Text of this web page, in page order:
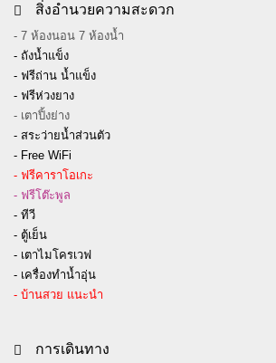
สิ่งอำนวยความสะดวก
- 7 ห้องนอน 7 ห้องน้ำ
- ถังน้ำแข็ง
- ฟรีถ่าน น้ำแข็ง
- ฟรีห่วงยาง
- เตาปิ้งย่าง
- สระว่ายน้ำส่วนตัว
- Free WiFi
- ฟรีคาราโอเกะ
- ฟรีโต๊ะพูล
- ทีวี
- ตู้เย็น
- เตาไมโครเวฟ
- เครื่องทำน้ำอุ่น
- บ้านสวย แนะนำ
การเดินทาง